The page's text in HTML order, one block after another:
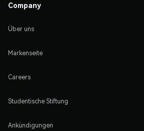
Company
Über uns
Markenseite
Careers
Studentische Stiftung
Ankündigungen